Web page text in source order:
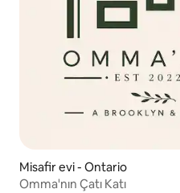
Misafir evi - Ontario
Omma'nın Çatı Katı